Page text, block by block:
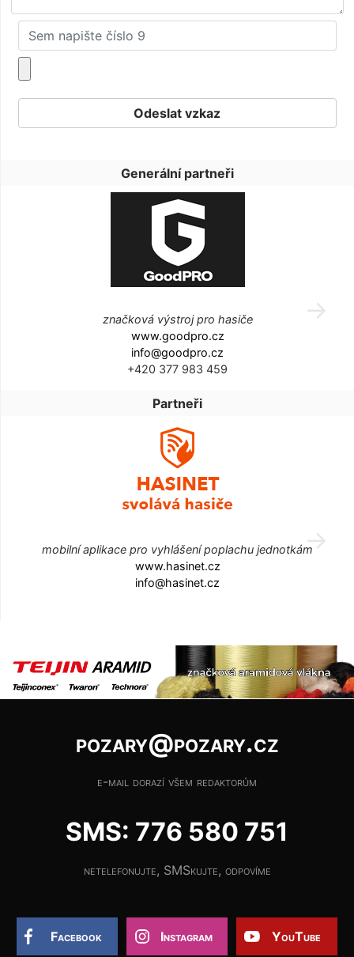
Generální partneři
značková výstroj pro hasiče
www.goodpro.cz
info@goodpro.cz
+420 377 983 459
Partneři
mobilní aplikace pro vyhlášení poplachu jednotkám
www.hasinet.cz
info@hasinet.cz
pozary@pozary.cz
e-mail dorazí všem redaktorům
SMS: 776 580 751
netelefonujte, SMSkujte, odpovíme
Facebook Instagram YouTube